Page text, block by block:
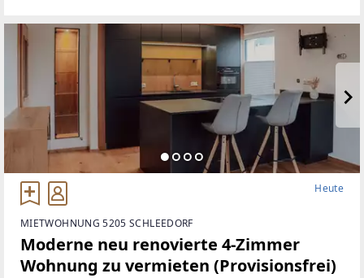
Heute
MIETWOHNUNG 5205 SCHLEEDORF
Moderne neu renovierte 4-Zimmer
Wohnung zu vermieten (Provisionsfrei)